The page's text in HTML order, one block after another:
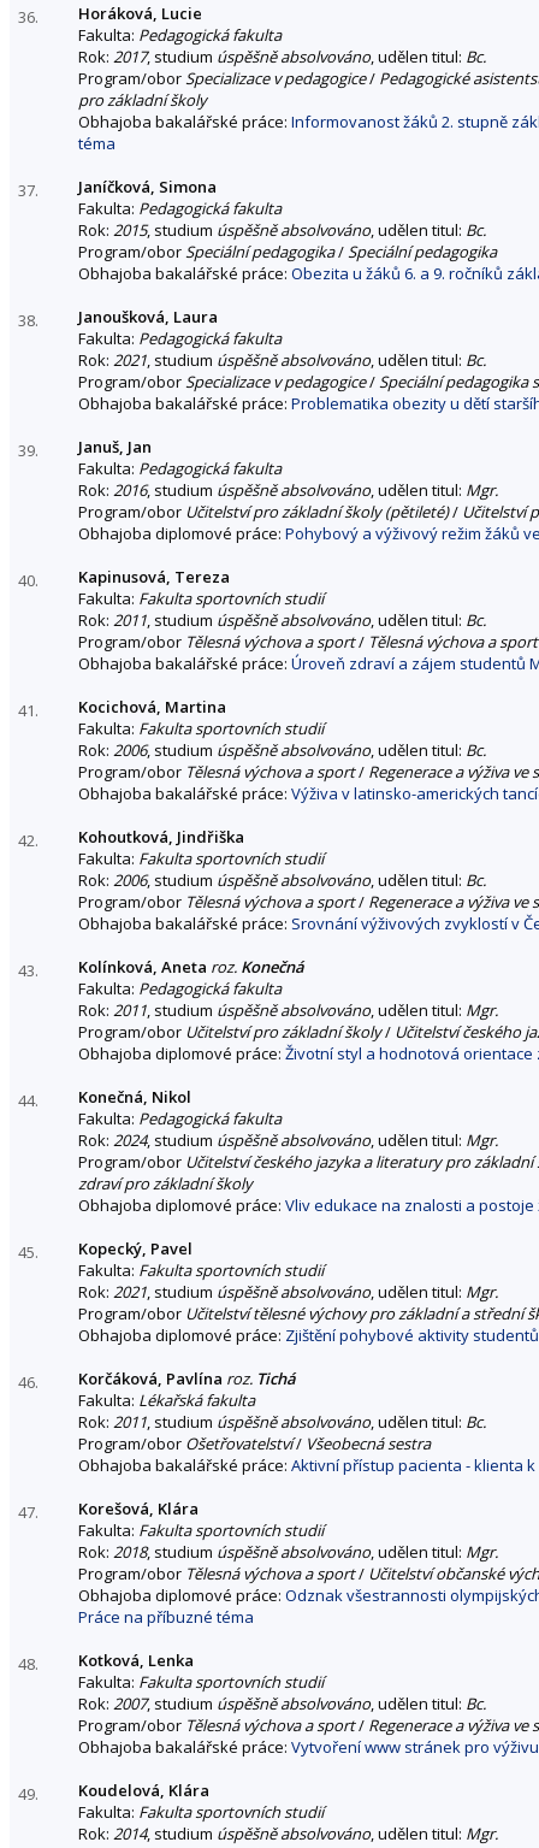
36.
Horáková, Lucie
Fakulta: Pedagogická fakulta
Rok: 2017, studium úspěšně absolvováno, udělen titul: Bc.
Program/oborSpecializace v pedagogice/ Pedagogické
pro základní školy
Obhajoba bakalářské práce: Informovanost žáků 2. stupně
téma
37.
Janíčková, Simona
Fakulta: Pedagogická fakulta
Rok: 2015, studium úspěšně absolvováno, udělen titul: Bc.
Program/oborSpeciální pedagogika/Speciální pedagogika
Obhajoba bakalářské práce: Obezita u žáků 6. a 9. ročníků
38.
Janoušková, Laura
Fakulta: Pedagogická fakulta
Rok: 2021, studium úspěšně absolvováno, udělen titul: Bc.
Program/oborSpecializace v pedagogice/Speciální pedagogika
Obhajoba bakalářské práce: Problematika obezity u dětí
39.
Januš, Jan
Fakulta: Pedagogická fakulta
Rok: 2016, studium úspěšně absolvováno, udělen titul: Mgr.
Program/obor Učitelství pro základní školy (pětileté)/ Učitelství
Obhajoba diplomové práce: Pohybový a výživový režim žáků
40.
Kapinusová, Tereza
Fakulta: Fakulta sportovních studií
Rok: 2011, studium úspěšně absolvováno, udělen titul: Bc.
Program/obor Tělesná výchova a sport/ Tělesná výchova a sport
Obhajoba bakalářské práce: Úroveň zdraví a zájem studentů
41.
Kocichová, Martina
Fakulta: Fakulta sportovních studií
Rok: 2006, studium úspěšně absolvováno, udělen titul: Bc.
Program/obor Tělesná výchova a sport/ Regenerace a výživa ve
Obhajoba bakalářské práce: Výživa v latinsko-amerických
42.
Kohoutková, Jindřiška
Fakulta: Fakulta sportovních studií
Rok: 2006, studium úspěšně absolvováno, udělen titul: Bc.
Program/obor Tělesná výchova a sport/ Regenerace a výživa ve
Obhajoba bakalářské práce: Srovnání výživových zvyklostí v
43. Kolínková, Aneta roz. Konečná
Fakulta: Pedagogická fakulta
Rok: 2011, studium úspěšně absolvováno, udělen titul: Mgr.
Program/obor Učitelství pro základní školy/ Učitelství českého
Obhajoba diplomové práce: Životní styl a hodnotová orientace
44.
Konečná, Nikol
Fakulta: Pedagogická fakulta
Rok: 2024, studium úspěšně absolvováno, udělen titul: Mgr.
Program/obor Učitelství českého jazyka a literatury pro základní
zdraví pro základní školy
Obhajoba diplomové práce: Vliv edukace na znalosti a
45.
Kopecký, Pavel
Fakulta: Fakulta sportovních studií
Rok: 2021, studium úspěšně absolvováno, udělen titul: Mgr.
Program/obor Učitelství tělesné výchovy pro základní a střední
Obhajoba diplomové práce: Zjištění pohybové aktivity
46. Korčáková, Pavlína roz. Tichá
Fakulta: Lékařská fakulta
Rok: 2011, studium úspěšně absolvováno, udělen titul: Bc.
Program/obor Ošetřovatelství/ Všeobecná sestra
Obhajoba bakalářské práce: Aktivní přístup pacienta - klienta
47.
Korešová, Klára
Fakulta: Fakulta sportovních studií
Rok: 2018, studium úspěšně absolvováno, udělen titul: Mgr.
Program/obor Tělesná výchova a sport/ Učitelství občanské
Obhajoba diplomové práce: Odznak všestrannosti
Práce na příbuzné téma
48.
Kotková, Lenka
Fakulta: Fakulta sportovních studií
Rok: 2007, studium úspěšně absolvováno, udělen titul: Bc.
Program/obor Tělesná výchova a sport/ Regenerace a výživa ve
Obhajoba bakalářské práce: Vytvoření www stránek pro
49.
Koudelová, Klára
Fakulta: Fakulta sportovních studií
Rok: 2014, studium úspěšně absolvováno, udělen titul: Mgr.